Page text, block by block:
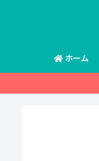
ホーム